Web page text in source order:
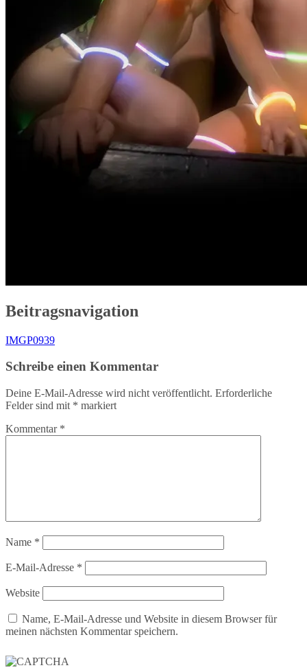
Beitragsnavigation
IMGP0939
Schreibe einen Kommentar
Deine E-Mail-Adresse wird nicht veröffentlicht. Erforderliche
Felder sind mit * markiert
Kommentar *
Name *
E-Mail-Adresse *
Website
Name, E-Mail-Adresse und Website in diesem Browser für
meinen nächsten Kommentar speichern.